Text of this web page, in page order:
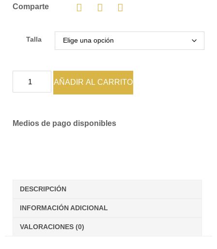
Comparte
Talla
AÑADIR AL CARRITO
Medios de pago disponibles
DESCRIPCIÓN
INFORMACIÓN ADICIONAL
VALORACIONES (0)